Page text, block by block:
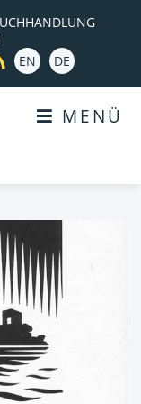
EN
DE
MENÜ